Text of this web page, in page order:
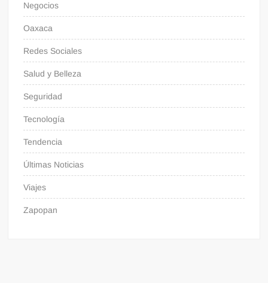
Negocios
Oaxaca
Redes Sociales
Salud y Belleza
Seguridad
Tecnología
Tendencia
Últimas Noticias
Viajes
Zapopan